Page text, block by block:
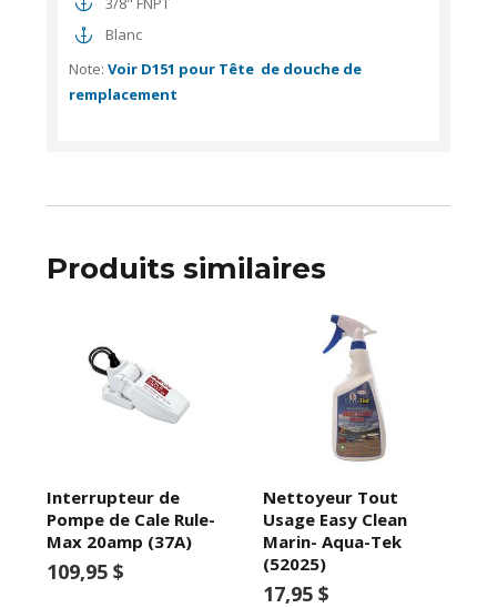
Blanc
Note:Voir D151 pour Tête de douche de
remplacement
Produits similaires
Interrupteur de
Pompe de Cale Rule-
Max 20amp (37A)
109,95 $
Nettoyeur Tout
Usage Easy Clean
Marin- Aqua-Tek
(52025)
17,95 $